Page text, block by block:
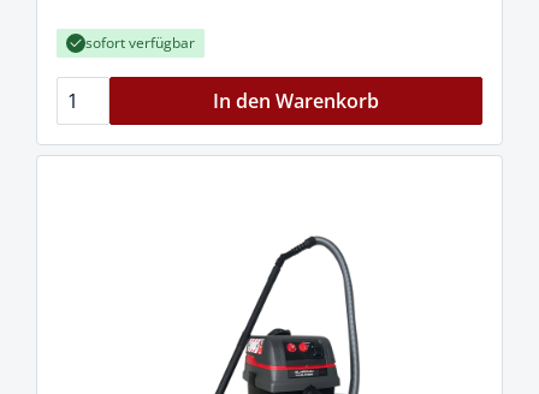
sofort verfügbar
In den Warenkorb